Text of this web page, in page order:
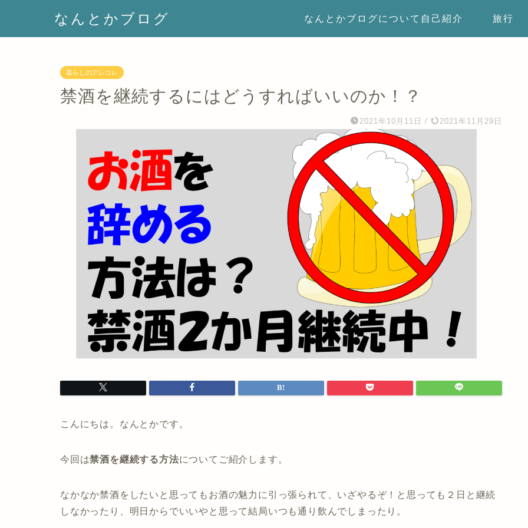
なんとかブログ なんとかブログについて自己紹介 旅行
暮らしのアレコレ
禁酒を継続するにはどうすればいいのか！？
2021年10月11日 / 2021年11月29日
こんにちは。なんとかです。
今回は禁酒を継続する方法についてご紹介します。
なかなか禁酒をしたいと思ってもお酒の魅力に引っ張られて、いざやるぞ！と思っても２日と継続
しなかったり、明日からでいいやと思って結局いつも通り飲んでしまったり。